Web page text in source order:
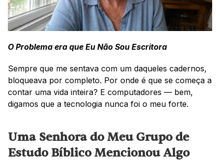
O Problema era que Eu Não Sou Escritora
Sempre que me sentava com um daqueles cadernos,
bloqueava por completo. Por onde é que se começa a
contar uma vida inteira? E computadores — bem,
digamos que a tecnologia nunca foi o meu forte.
Uma Senhora do Meu Grupo de
Estudo Bíblico Mencionou Algo